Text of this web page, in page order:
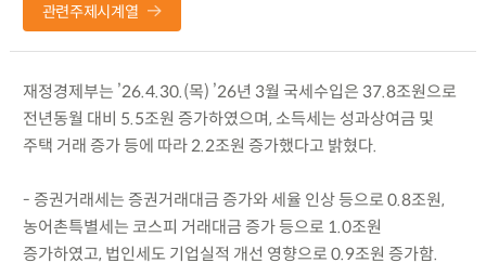
관련주제시계열
재정경제부는 ’26.4.30.(목) ’26년 3월 국세수입은 37.8조원으로
전년동월 대비 5.5조원 증가하였으며, 소득세는 성과상여금 및
주택 거래 증가 등에 따라 2.2조원 증가했다고 밝혔다.
- 증권거래세는 증권거래대금 증가와 세율 인상 등으로 0.8조원,
농어촌특별세는 코스피 거래대금 증가 등으로 1.0조원
증가하였고, 법인세도 기업실적 개선 영향으로 0.9조원 증가함.